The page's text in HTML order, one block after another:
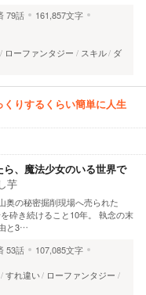
79話
161,857文字
ローファンタジー スキル ダ
りするくらい簡単に人生
ら、魔法少女のいる世界で
芋
奥の秘密掘削現場へ売られた
砕き続けること10年。 執念の末
と3…
53話
107,085文字
すれ違い
ローファンタジー